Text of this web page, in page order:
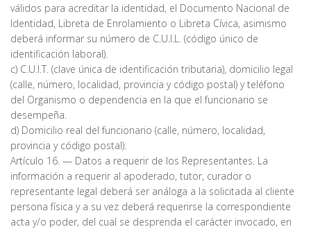
válidos para acreditar la identidad, el Documento Nacional de
Identidad, Libreta de Enrolamiento o Libreta Cívica, asimismo
deberá informar su número de C.U.I.L. (código único de
identificación laboral).
c) C.U.I.T. (clave única de identificación tributaria), domicilio legal
(calle, número, localidad, provincia y código postal) y teléfono
del Organismo o dependencia en la que el funcionario se
desempeña.
d) Domicilio real del funcionario (calle, número, localidad,
provincia y código postal).
Artículo 16. — Datos a requerir de los Representantes. La
información a requerir al apoderado, tutor, curador o
representante legal deberá ser análoga a la solicitada al cliente
persona física y a su vez deberá requerirse la correspondiente
acta y/o poder, del cual se desprenda el carácter invocado, en